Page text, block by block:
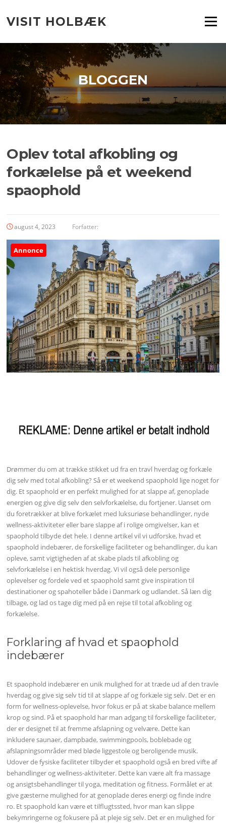
indhold
VISIT HOLBÆK Menu
BLOGGEN
Oplev total afkobling og
forkælelse på et weekend
spaophold
august 4, 2023 Forfatter:
Annonce
Drømmer du om at trække stikket ud fra en travl hverdag og forkæle
dig selv med total afkobling? Så er et weekend spaophold lige noget for
dig. Et spaophold er en perfekt mulighed for at slappe af, genoplade
energien og give dig selv den selvforkælelse, du fortjener. Uanset om
du foretrækker at blive forkælet med luksuriøse behandlinger, nyde
wellness-aktiviteter eller bare slappe af i rolige omgivelser, kan et
spaophold tilbyde det hele. I denne artikel vil vi udforske, hvad et
spaophold indebærer, de forskellige faciliteter og behandlinger, du kan
opleve, samt vigtigheden af at skabe plads til afkobling og
selvforkælelse i en hektisk hverdag. Vi vil også dele personlige
oplevelser og fordele ved et spaophold samt give inspiration til
destinationer og spahoteller både i Danmark og udlandet. Så læn dig
tilbage, og lad os tage dig med på en rejse til total afkobling og
forkælelse.
Forklaring af hvad et spaophold
indebærer
Et spaophold indebærer en unik mulighed for at træde ud af den travle
hverdag og give sig selv tid til at slappe af og forkæle sig selv. Det er en
form for wellness-oplevelse, hvor fokus er på at skabe balance mellem
krop og sind. På et spaophold har man adgang til forskellige faciliteter,
der er designet til at fremme afslapning og velvære. Dette kan
inkludere saunaer, dampbade, swimmingpools, boblebade og
afslapningsområder med bløde liggestole og beroligende musik.
Udover de fysiske faciliteter tilbyder et spaophold også en bred vifte af
behandlinger og wellness-aktiviteter. Dette kan være alt fra massage
og ansigtsbehandlinger til yoga, meditation og fitness. Formålet er at
give gæsterne mulighed for at genoplade deres energi og finde indre
ro. Et spaophold kan være et tilflugtssted, hvor man kan slippe
bekymringerne og fokusere på at pleje sig selv. Det er en mulighed for